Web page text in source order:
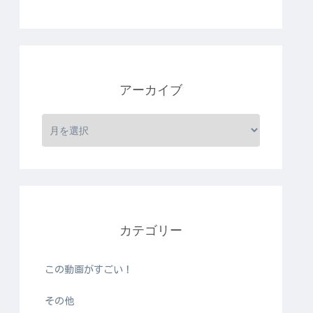
アーカイブ
カテゴリー
この動画がすごい！
その他